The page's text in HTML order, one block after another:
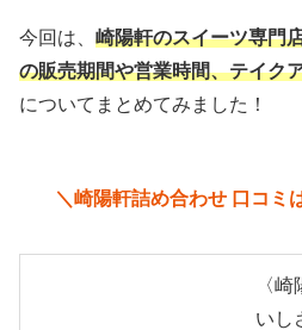
今回は、 崎陽軒のスイーツ専門
の販売期間や営業時間、テイク
についてまとめてみました！
＼崎陽軒詰め合わせ 口コミ
〈
いし